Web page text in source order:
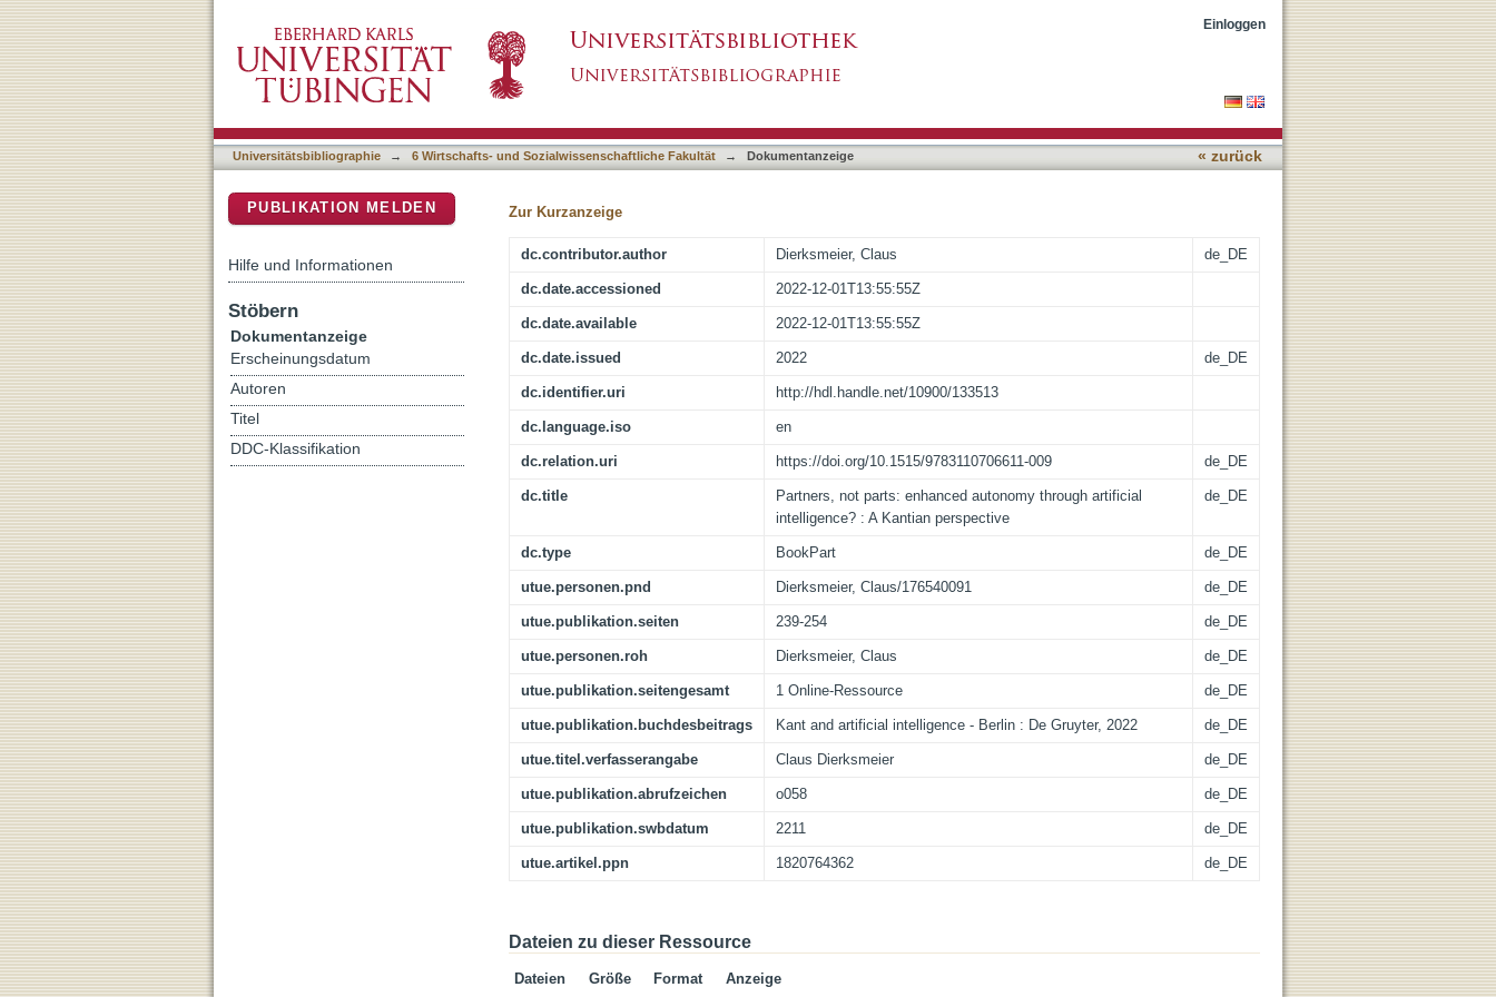
Partners, not parts: enhanced autonomy through artificial intelligence? : A Kantian perspectiveEinloggen
Universitätsbibliographie → 6 Wirtschafts- und Sozialwissenschaftliche Fakultät → Dokumentanzeige « zurück
Zur Kurzanzeige
dc.contributor.author Dierksmeier, Claus de_DE
dc.date.accessioned 2022-12-01T13:55:55Z
dc.date.available 2022-12-01T13:55:55Z
dc.date.issued 2022 de_DE
dc.identifier.uri http://hdl.handle.net/10900/133513
dc.language.iso en
dc.relation.uri https://doi.org/10.1515/9783110706611-009 de_DE
dc.title
Partners, not parts: enhanced autonomy through artificial
intelligence? : A Kantian perspective
de_DE
dc.type BookPart de_DE
utue.personen.pnd Dierksmeier, Claus/176540091 de_DE
utue.publikation.seiten 239-254 de_DE
utue.personen.roh Dierksmeier, Claus de_DE
utue.publikation.seitengesamt 1 Online-Ressource de_DE
utue.publikation.buchdesbeitrags Kant and artificial intelligence - Berlin : De Gruyter, 2022 de_DE
utue.titel.verfasserangabe Claus Dierksmeier de_DE
utue.publikation.abrufzeichen o058 de_DE
utue.publikation.swbdatum 2211 de_DE
utue.artikel.ppn 1820764362 de_DE
Dateien zu dieser Ressource
Dateien Größe Format Anzeige
PUBLIKATION MELDEN
Hilfe und Informationen
Stöbern
Dokumentanzeige
Erscheinungsdatum
Autoren
Titel
DDC-Klassifikation